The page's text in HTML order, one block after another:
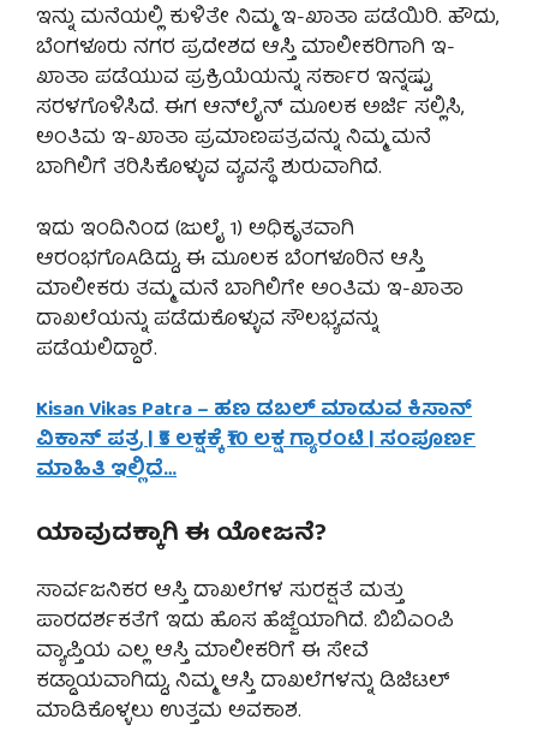
ಇನ್ನು ಮನೆಯಲ್ಲಿ ಕುಳಿತೇ ನಿಮ್ಮ ಇ-ಖಾತಾ ಪಡೆಯಿರಿ. ಹೌದು,
ಬೆಂಗಳೂರು ನಗರ ಪ್ರದೇಶದ ಆಸ್ತಿ ಮಾಲೀಕರಿಗಾಗಿ ಇ-
ಖಾತಾ ಪಡೆಯುವ ಪ್ರಕ್ರಿಯೆಯನ್ನು ಸರ್ಕಾರ ಇನ್ನಷ್ಟು
ಸರಳಗೊಳಿಸಿದೆ. ಈಗ ಆನ್‌ಲೈನ್ ಮೂಲಕ ಅರ್ಜಿ ಸಲ್ಲಿಸಿ,
ಅಂತಿಮ ಇ-ಖಾತಾ ಪ್ರಮಾಣಪತ್ರವನ್ನು ನಿಮ್ಮ ಮನೆ
ಬಾಗಿಲಿಗೆ ತರಿಸಿಕೊಳ್ಳುವ ವ್ಯವಸ್ಥೆ ಶುರುವಾಗಿದೆ.
ಇದು ಇಂದಿನಿಂದ (ಜುಲೈ 1) ಅಧಿಕೃತವಾಗಿ
ಆರಂಭಗೊAಡಿದ್ದು, ಈ ಮೂಲಕ ಬೆಂಗಳೂರಿನ ಆಸ್ತಿ
ಮಾಲೀಕರು ತಮ್ಮ ಮನೆ ಬಾಗಿಲಿಗೇ ಅಂತಿಮ ಇ-ಖಾತಾ
ದಾಖಲೆಯನ್ನು ಪಡೆದುಕೊಳ್ಳುವ ಸೌಲಭ್ಯವನ್ನು
ಪಡೆಯಲಿದ್ದಾರೆ.
Kisan Vikas Patra – ಹಣ ಡಬಲ್ ಮಾಡುವ ಕಿಸಾನ್
ವಿಕಾಸ್ ಪತ್ರ | ₹5 ಲಕ್ಷಕ್ಕೆ ₹10 ಲಕ್ಷ ಗ್ಯಾರಂಟಿ | ಸಂಪೂರ್ಣ
ಮಾಹಿತಿ ಇಲ್ಲಿದೆ…
ಯಾವುದಕ್ಕಾಗಿ ಈ ಯೋಜನೆ?
ಸಾರ್ವಜನಿಕರ ಆಸ್ತಿ ದಾಖಲೆಗಳ ಸುರಕ್ಷತೆ ಮತ್ತು
ಪಾರದರ್ಶಕತೆಗೆ ಇದು ಹೊಸ ಹೆಜ್ಜೆಯಾಗಿದೆ. ಬಿಬಿಎಂಪಿ
ವ್ಯಾಪ್ತಿಯ ಎಲ್ಲ ಆಸ್ತಿ ಮಾಲೀಕರಿಗೆ ಈ ಸೇವೆ
ಕಡ್ಡಾಯವಾಗಿದ್ದು, ನಿಮ್ಮ ಆಸ್ತಿ ದಾಖಲೆಗಳನ್ನು ಡಿಜಿಟಲ್
ಮಾಡಿಕೊಳ್ಳಲು ಉತ್ತಮ ಅವಕಾಶ.